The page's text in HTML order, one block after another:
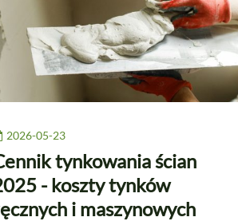
2026-05-23
tynkowania ścian
- koszty tynków
i maszynowych